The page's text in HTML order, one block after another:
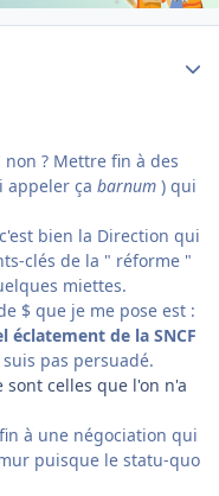
? Mettre fin à des
appeler ça barnum ) qui
bien la Direction qui
clés de la " réforme "
miettes.
$ que je me pose est :
de la SNCF
suis pas persuadé.
sont celles que l'on n'a
à une négociation qui
puisque le statu-quo